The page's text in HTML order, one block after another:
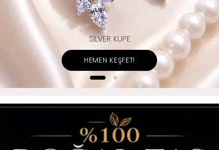
SİLVER KÜPE
HEMEN KEŞFET!